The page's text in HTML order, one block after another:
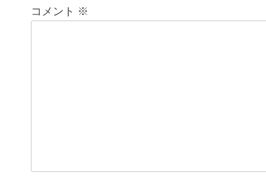
ー
コメント ※